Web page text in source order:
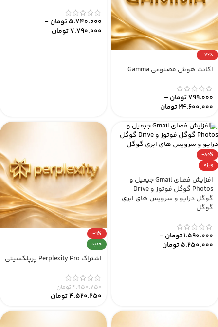
-72%
اکانت هوش مصنوعی Gamma
799.000تومان –
24.600.000تومان
5.740.000تومان –
7.790.000تومان
-80%
ویژه
افزایش فضای Gmail جیمیل و
Photos گوگل فوتوز و Drive
گوگل درایو و سرویس های ابری
گوگل
1.590.000تومان –
5.250.000تومان
-9%
جدید
اشتراک Perplexity Pro پرپلکسیتی
4.950.750تومان
4.520.250تومان